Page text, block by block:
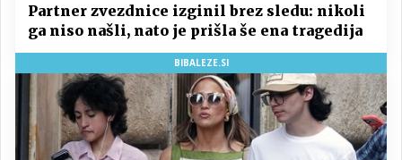
Partner zvezdnice izginil brez sledu: nikoli
ga niso našli, nato je prišla še ena tragedija
BIBALEZE.SI